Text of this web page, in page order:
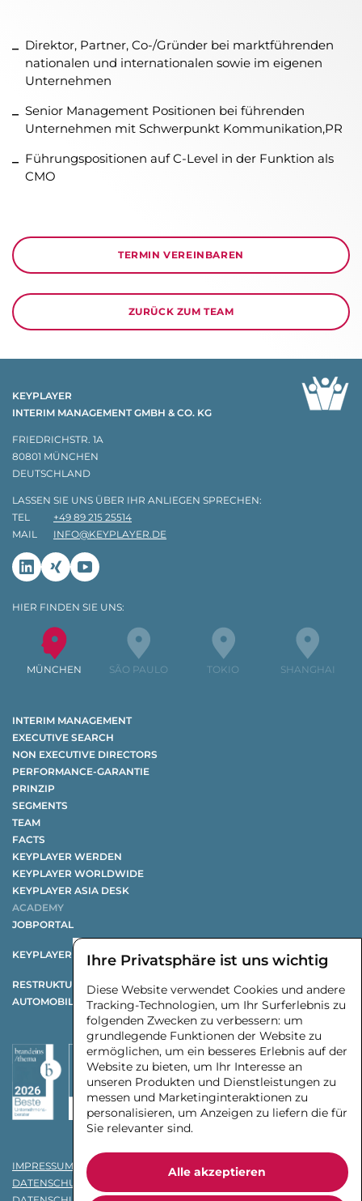
Ihre Privatsphäre ist uns wichtig
Diese Website verwendet Cookies und andere
Tracking-Technologien, um Ihr Surferlebnis zu
folgenden Zwecken zu verbessern: um
grundlegende Funktionen der Website zu
ermöglichen, um ein besseres Erlebnis auf der
Website zu bieten, um Ihr Interesse an
unseren Produkten und Dienstleistungen zu
messen und Marketinginteraktionen zu
personalisieren, um Anzeigen zu liefern die für
Sie relevanter sind.
Alle akzeptieren
Direktor, Partner, Co-/Gründer bei marktführenden
nationalen und internationalen sowie im eigenen
Unternehmen
Senior Management Positionen bei führenden
Unternehmen mit Schwerpunkt Kommunikation,PR
Führungspositionen auf C-Level in der Funktion als
CMO
TERMIN VEREINBAREN
ZURÜCK ZUM TEAM
KEYPLAYER
INTERIM MANAGEMENT GMBH & CO. KG
FRIEDRICHSTR. 1A
80801 MÜNCHEN
DEUTSCHLAND
LASSEN SIE UNS ÜBER IHR ANLIEGEN SPRECHEN:
TEL
+49 89 215 25514
MAIL
INFO@KEYPLAYER.DE
Linkedin
Xing Youtube
HIER FINDEN SIE UNS:
MÜNCHEN SÃO PAULO TOKIO SHANGHAI
INTERIM MANAGEMENT
EXECUTIVE SEARCH
NON EXECUTIVE DIRECTORS
PERFORMANCE-GARANTIE
PRINZIP
SEGMENTS
TEAM
FACTS
KEYPLAYER WERDEN
KEYPLAYER WORLDWIDE
KEYPLAYER ASIA DESK
ACADEMY
JOBPORTAL
KEYPLAYER X CHANGE
RESTRUKTURIERUNGSSTUDIE
AUTOMOBILZULIEFERSTUDIE
IMPRESSUM
DATENSCHUTZ